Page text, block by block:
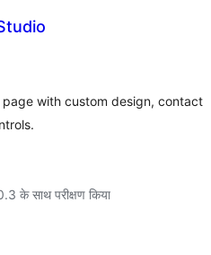
with custom design, contact
के साथ परीक्षण किया